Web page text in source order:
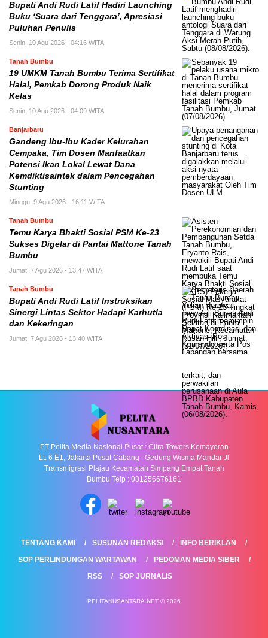
Bupati Andi Rudi Latif Hadiri Launching
Buku ‘Suara dari Tenggara’, Apresiasi
Puluhan Penulis
Senin, 10 Agu 2026 - 04:16 WITA
Tanah Bumbu
19 UMKM Tanah Bumbu Terima Sertifikat
Halal, Pemkab Dorong Produk Naik
Kelas
Senin, 10 Agu 2026 - 04:09 WITA
Banjarbaru
Gandeng Ibu-Ibu Kader Kelurahan
Cempaka, Tim Dosen Manfaatkan
Potensi Ikan Lokal Lewat Dana
Kemdiktisaintek dalam Pencegahan
Stunting
Minggu, 9 Agu 2026 - 16:11 WITA
Tanah Bumbu
Temu Karya Bhakti Sosial PSM Ke-23
Sukses Digelar di Pantai Mattone Tanah
Bumbu
Jumat, 7 Agu 2026 - 13:47 WITA
Tanah Bumbu
Bupati Andi Rudi Latif Instruksikan
Sinergi Lintas Sektor Hadapi Karhutla
dan Kekeringan
Jumat, 7 Agu 2026 - 13:40 WITA
PT Pelita Media Nasional Pusat : Citra Towers Kemayoran
Lt. 6 E1, Jakarta Pusat Cabang : Gedung Wisma Mandar Jl
Transmigrasi Plajau Kecamatan Simpang Empat Tanah
Bumbu Telp : 081256676161
TENTANG KAMI SUSUNAN REDAKSI
INFO BERIKLAN
SOP PERLINDUNGAN WARTAWAN
PEDOMAN MEDIA SIBER
RSS
SOP JURNALIS
PELITANUSANTARA.NET © 2026